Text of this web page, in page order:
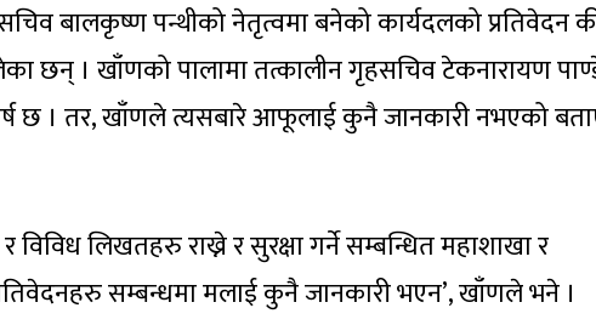
बालकृष्ण पन्थीको नेतृत्वमा बनेको कार्यदलको प्रतिवेदन
छन् । खाँणको पालामा तत्कालीन गृहसचिव टेकनारायण
छ । तर, खाँणले त्यसबारे आफूलाई कुनै जानकारी नभएको
विविध लिखतहरु राख्ने र सुरक्षा गर्ने सम्बन्धित महाशाखा र
सम्बन्धमा मलाई कुनै जानकारी भएन’, खाँणले भने ।